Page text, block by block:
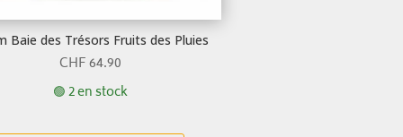
Baie des Trésors Fruits des Pluies
CHF64.90
🟢 2 en stock